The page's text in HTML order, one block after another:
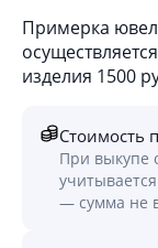
Примерка
изделия 1500
Стоимость
При выкупе
— сумма не